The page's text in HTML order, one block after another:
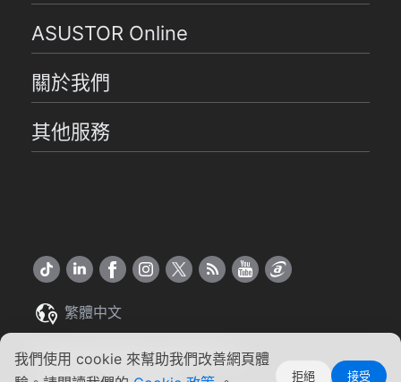
我們使用 cookie 來幫助我們改善網頁體
拒絕 接受
ASUSTOR Online
關於我們
其他服務
繁體中文
Copyright ©2026 ASUSTOR Inc.